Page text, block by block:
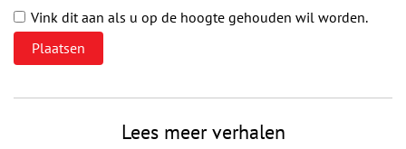
Vink dit aan als u op de hoogte gehouden wil worden.
Lees meer verhalen